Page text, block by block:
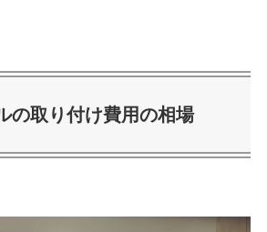
の取り付け費用の相場